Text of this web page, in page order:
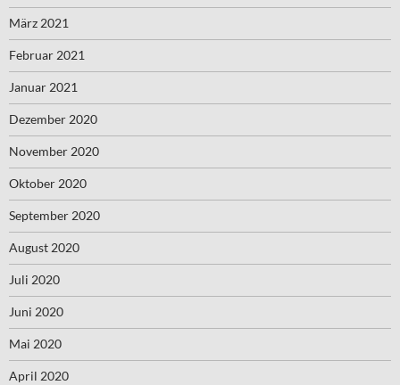
März 2021
Februar 2021
Januar 2021
Dezember 2020
November 2020
Oktober 2020
September 2020
August 2020
Juli 2020
Juni 2020
Mai 2020
April 2020